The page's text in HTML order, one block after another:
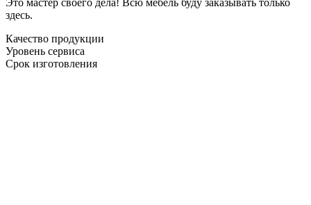
здесь.
Качество продукции
Уровень сервиса
Срок изготовления